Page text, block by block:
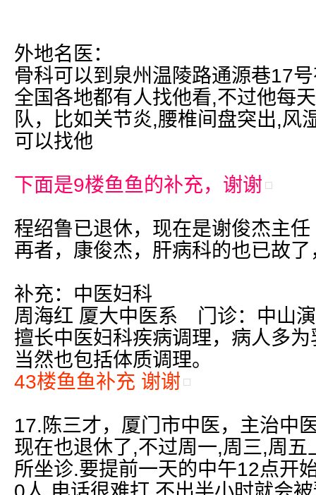
外地名医：
骨科可以到泉州温陵路通源巷17
全国各地都有人找他看,不过他每
队，比如关节炎,腰椎间盘突出,风
可以找他
下面是9楼鱼鱼的补充，谢谢
程绍鲁已退休，现在是谢俊杰主任
再者，康俊杰，肝病科的也已故了
补充：中医妇科
周海红 厦大中医系 门诊：中山
擅长中医妇科疾病调理，病人多
当然也包括体质调理。
43楼鱼鱼补充 谢谢
17.陈三才，厦门市中医，主治中
现在也退休了,不过周一,周三,周五
所坐诊.要提前一天的中午12点开